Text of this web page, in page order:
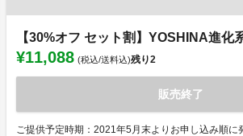
【30%オフ セット割】YOSHINA進化
¥11,088 (税込/送料込)残り2
販売終了
ご提供予定時期：2021年5月末よりお申し込み順に